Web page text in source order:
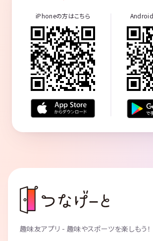
iPhoneの方はこちら Android
趣味友アプリ - 趣味やスポーツを楽しもう！